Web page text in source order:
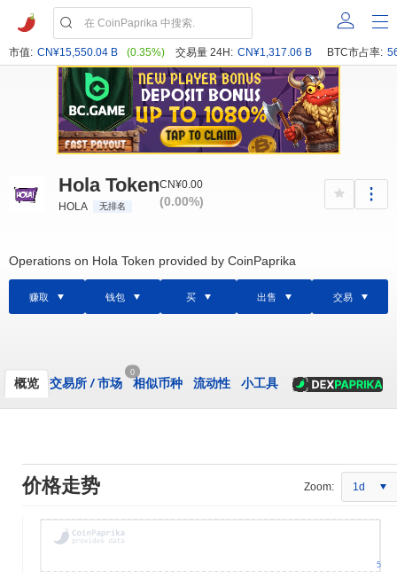
市值: CN¥15,550.04 B (0.35%) 交易量 24H: CN¥1,317.06 B BTC市占率:
Hola Token
HOLA 无排名
CN¥0.00
(0.00%)
Operations on Hola Token provided by CoinPaprika
赚取 钱包 买 出售 交易
概览 交易所 /市场
0
相似币种 流动性 小工具
价格走势 Zoom: 1d
5